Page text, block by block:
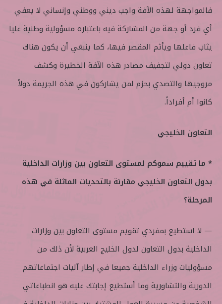
فالمواجهة لهذه الآفة واجب ديني ووطني وإنساني لا يعفي
أي فرد أو جهة من المشاركة فيه باعتباره مسؤولية وطنية عليا
يثاب فاعلها ويأثم المقصر فيها، كما ينبغي أن يكون هناك
تعاون دولي لتجفيف مصادر هذه الآفة الخطيرة وكشف
مروجيها والتصدي بحزم لمن يشاركون في هذه الجريمة دولاً
كانوا أم أفراداً.
التعاون الخليجي
* ما تقييم سموكم لمستوى التعاون بين وزارات الداخلية
بدول التعاون الخليجي مقارنة بالتحديات الماثلة في هذه
المرحلة؟
— لا استطيع بمفردي تقويم مستوى التعاون بين وزارات
الداخلية بدول التعاون لدول الخليج العربية لأن ذلك من
مسؤوليات وزراء الداخلية جميعا في إطار آليات اجتماعاتهم
الدورية والتشاورية وما أستطيع إجابتك عليه هو انطباعاتي